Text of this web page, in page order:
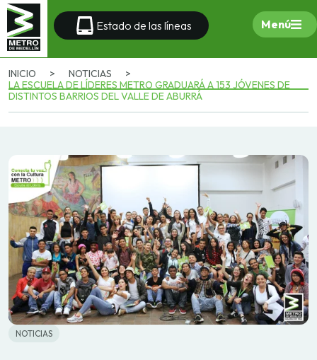
Estado de las líneas Menú
INICIO > NOTICIAS
>
LA ESCUELA DE LÍDERES METRO GRADUARÁ A 153 JÓVENES DE
DISTINTOS BARRIOS DEL VALLE DE ABURRÁ
NOTICIAS